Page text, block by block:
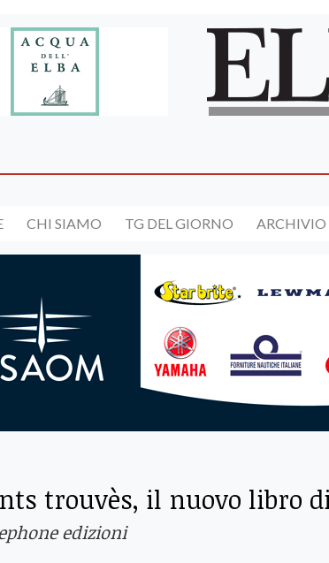
CHI SIAMO TG DEL GIORNO ARCHIVIO
trouvès, il nuovo libro
edizioni